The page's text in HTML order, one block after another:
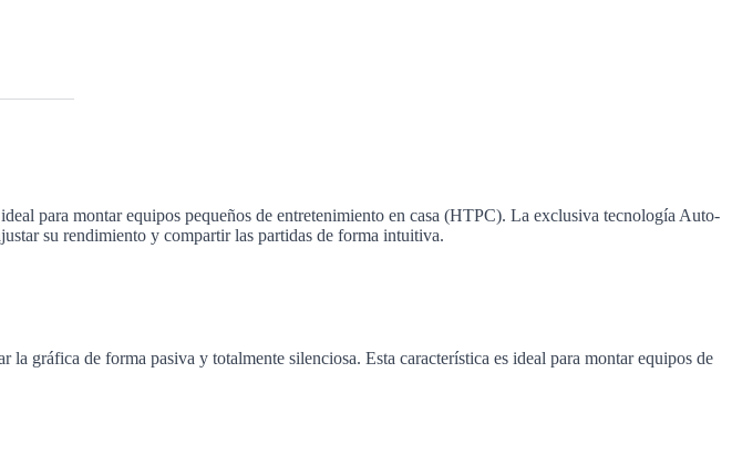
para montar equipos pequeños de entretenimiento en casa (HTPC). La exclusiva tecnología Auto-
su rendimiento y compartir las partidas de forma intuitiva.
gráfica de forma pasiva y totalmente silenciosa. Esta característica es ideal para montar equipos de